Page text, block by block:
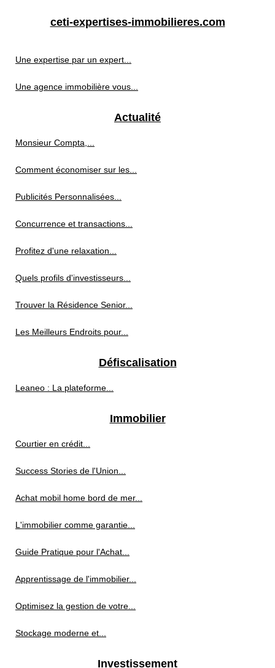
ceti-expertises-immobilieres.com
Une expertise par un expert...
Une agence immobilière vous...
Actualité
Monsieur Compta,...
Comment économiser sur les...
Publicités Personnalisées...
Concurrence et transactions...
Profitez d'une relaxation...
Quels profils d'investisseurs...
Trouver la Résidence Senior...
Les Meilleurs Endroits pour...
Défiscalisation
Leaneo : La plateforme...
Immobilier
Courtier en crédit...
Success Stories de l'Union...
Achat mobil home bord de mer...
L'immobilier comme garantie...
Guide Pratique pour l'Achat...
Apprentissage de l'immobilier...
Optimisez la gestion de votre...
Stockage moderne et...
Investissement